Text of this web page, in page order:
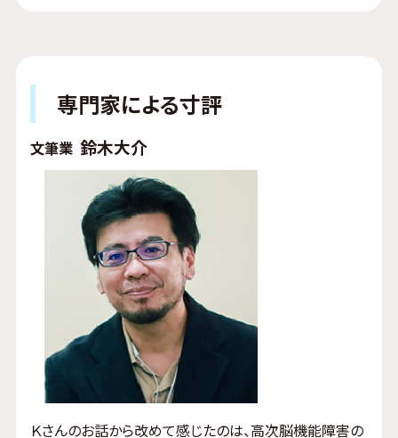
専門家による寸評
文筆業 鈴木大介
Ｋさんのお話から改めて感じたのは、高次脳機能障害の